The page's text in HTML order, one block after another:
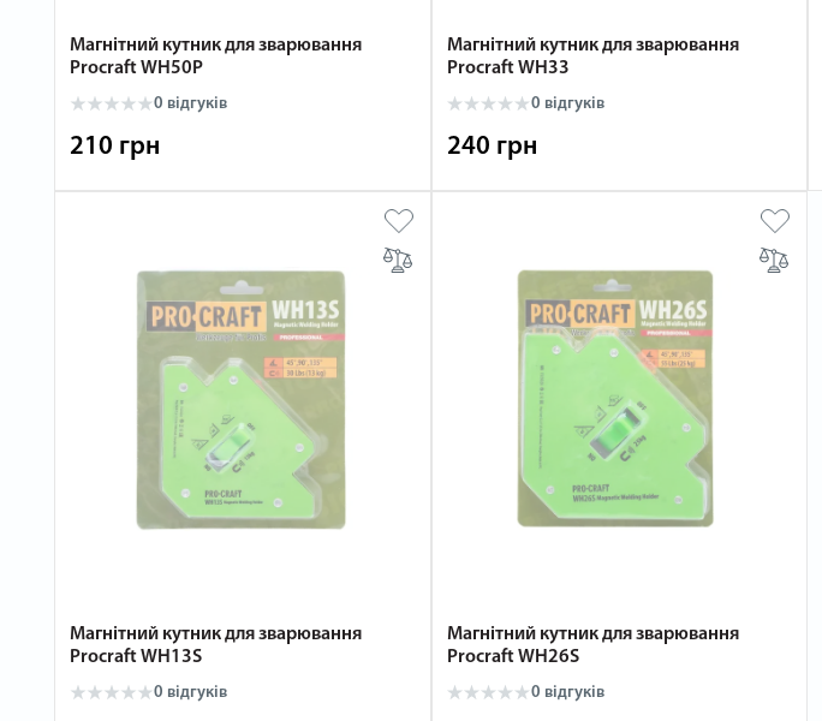
Магнітний кутник для зварювання
Procraft WH50P
0 відгуків
210 грн
Магнітний кутник для зварювання
Procraft WH33
0 відгуків
240 грн
Магнітний кутник для зварювання
Procraft WH13S
0 відгуків
Магнітний кутник для зварювання
Procraft WH26S
0 відгуків